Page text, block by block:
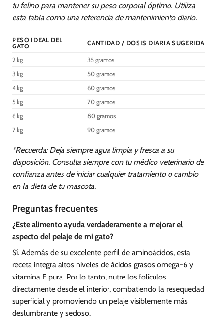
tu felino para mantener su peso corporal óptimo. Utiliza
esta tabla como una referencia de mantenimiento diario.
PESO IDEAL DEL
GATO
CANTIDAD / DOSIS DIARIA SUGERIDA
2 kg
35 gramos
3 kg
50 gramos
4 kg
60 gramos
5 kg
70 gramos
6 kg
80 gramos
7 kg
90 gramos
*Recuerda: Deja siempre agua limpia y fresca a su
disposición. Consulta siempre con tu médico veterinario de
confianza antes de iniciar cualquier tratamiento o cambio
en la dieta de tu mascota.
Preguntas frecuentes
¿Este alimento ayuda verdaderamente a mejorar el
aspecto del pelaje de mi gato?
Sí. Además de su excelente perfil de aminoácidos, esta
receta integra altos niveles de ácidos grasos omega-6 y
vitamina E pura. Por lo tanto, nutre los folículos
directamente desde el interior, combatiendo la resequedad
superficial y promoviendo un pelaje visiblemente más
deslumbrante y sedoso.